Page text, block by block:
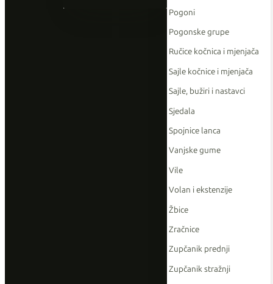
Pogoni
Pogonske grupe
Ručice kočnica i mjenjača
Sajle kočnice i mjenjača
Sajle, bužiri i nastavci
Sjedala
Spojnice lanca
Vanjske gume
Vile
Volan i ekstenzije
Žbice
Zračnice
Zupčanik prednji
Zupčanik stražnji